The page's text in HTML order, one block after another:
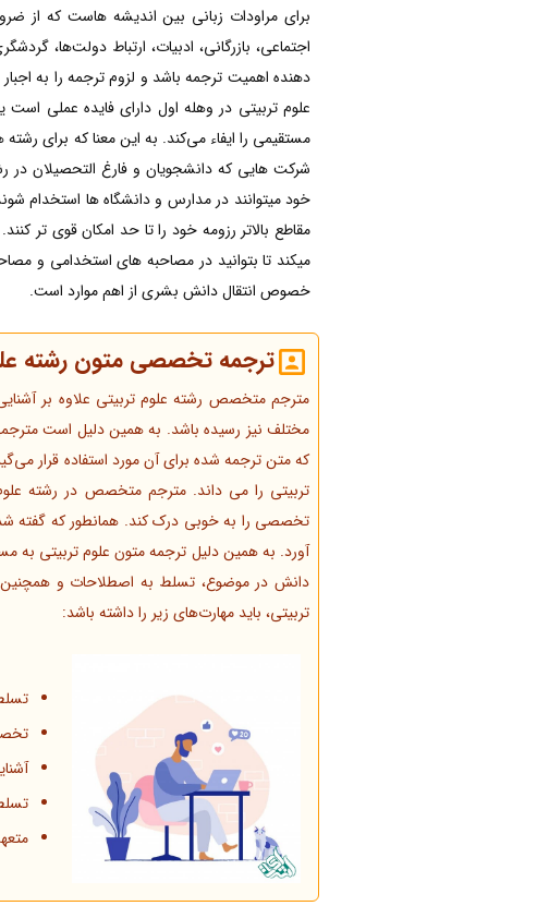
برای مراودات زبانی بین اندیشه هاست که از
اجتماعی، بازرگانی، ادبیات، ارتباط دولت‌ها،
دهنده اهمیت ترجمه باشد و لزوم ترجمه را به
علوم تربیتی در وهله اول دارای فایده عملی
مستقیمی را ایفاء می‌کند. به این معنا که برای
شرکت هایی که دانشجویان و فارغ التحصیلان در
خود میتوانند در مدارس و دانشگاه ها استخدام
مقاطع بالاتر رزومه خود را تا حد امکان قوی تر
میکند تا بتوانید در مصاحبه های استخدامی و
خصوص انتقال دانش بشری از اهم موارد است.
ترجمه تخصصی متون رشته
مترجم متخصص رشته علوم تربیتی علاوه بر آشنایی
مختلف نیز رسیده باشد. به همین دلیل است
که متن ترجمه شده برای آن مورد استفاده قرار
تربیتی را می داند. مترجم متخصص در رشته علوم
تخصصی را به خوبی درک کند. همانطور که گفته
آورد. به همین دلیل ترجمه متون علوم تربیتی به
دانش در موضوع، تسلط به اصطلاحات و همچنین
تربیتی، باید مهارت‌های زیر را داشته باشد: